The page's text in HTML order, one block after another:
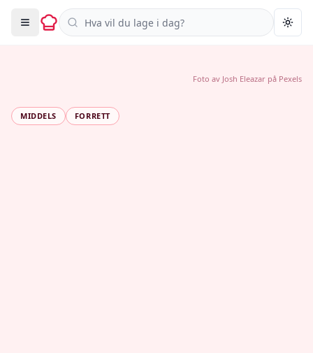
Søk i oppskrifter
MIDDELS FORRETT
Foto av Josh Eleazar på Pexels